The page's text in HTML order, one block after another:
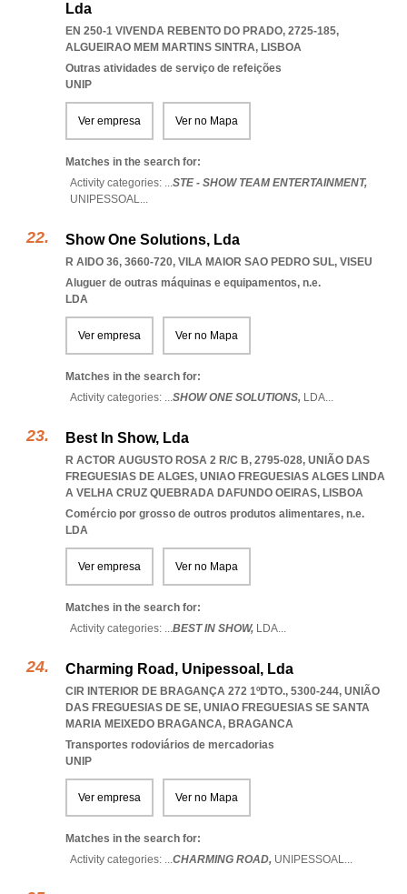
Lda
EN 250-1 VIVENDA REBENTO DO PRADO, 2725-185,
ALGUEIRAO MEM MARTINS SINTRA, LISBOA
Outras atividades de serviço de refeições
UNIP
Ver empresa Ver no Mapa
Matches in the search for:
Activity categories: ...STE - SHOW TEAM ENTERTAINMENT,
UNIPESSOAL...
Show One Solutions, Lda
R AIDO 36, 3660-720, VILA MAIOR SAO PEDRO SUL, VISEU
Aluguer de outras máquinas e equipamentos, n.e.
LDA
Ver empresa Ver no Mapa
Matches in the search for:
Activity categories: ...SHOW ONE SOLUTIONS, LDA...
Best In Show, Lda
R ACTOR AUGUSTO ROSA 2 R/C B, 2795-028, UNIÃO DAS
FREGUESIAS DE ALGES, UNIAO FREGUESIAS ALGES LINDA
A VELHA CRUZ QUEBRADA DAFUNDO OEIRAS, LISBOA
Comércio por grosso de outros produtos alimentares, n.e.
LDA
Ver empresa Ver no Mapa
Matches in the search for:
Activity categories: ...BEST IN SHOW, LDA...
Charming Road, Unipessoal, Lda
CIR INTERIOR DE BRAGANÇA 272 1ºDTO., 5300-244, UNIÃO
DAS FREGUESIAS DE SE, UNIAO FREGUESIAS SE SANTA
MARIA MEIXEDO BRAGANCA, BRAGANCA
Transportes rodoviários de mercadorias
UNIP
Ver empresa Ver no Mapa
Matches in the search for:
Activity categories: ...CHARMING ROAD, UNIPESSOAL...